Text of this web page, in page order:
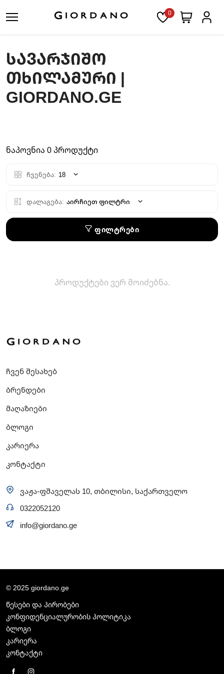
0
ᲡᲐᲕᲐᲠᲯᲘᲨᲝ
ᲗᲮᲘᲚᲐᲛᲣᲠᲘ |
GIORDANO.GE
ნაპოვნია 0 პროდუქტი
ჩვენება: 18
დალაგება: აირჩიეთ ფილტრი
ფილტრები
პროდუქტები ვერ მოიძებნა.
ჩვენ შესახებ
ბრენდები
მაღაზიები
ბლოგი
კარიერა
კონტაქტი
ვაჟა-ფშაველას 10, თბილისი, საქართველო
0322052120
info@giordano.ge
© 2025 giordano.ge
წესები და პირობები
კონფიდენციალურობის პოლიტიკა
ბლოგი
კარიერა
კონტაქტი